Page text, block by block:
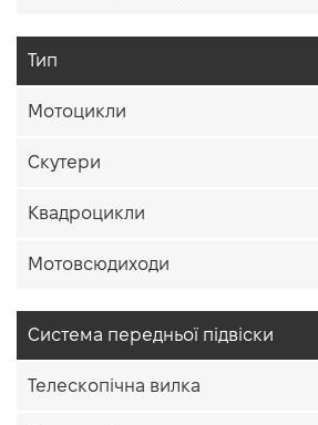
Тип
Мотоцикли
Скутери
Квадроцикли
Мотовсюдиходи
Система передньої підвіски
Телескопічна вилка